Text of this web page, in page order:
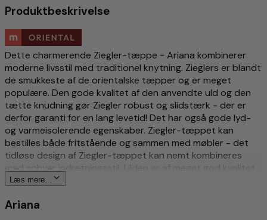
Produktbeskrivelse
Dette charmerende Ziegler-tæppe - Ariana kombinerer
moderne livsstil med traditionel knytning. Zieglers er blandt
de smukkeste af de orientalske tæpper og er meget
populære. Den gode kvalitet af den anvendte uld og den
tætte knudning gør Ziegler robust og slidstærk - der er
derfor garanti for en lang levetid! Det har også gode lyd-
og varmeisolerende egenskaber. Ziegler-tæppet kan
bestilles både fritstående og sammen med møbler - det
tidløse design af Ziegler-tæppet kan nemt kombineres
med enhver indretningsstil. Ulden er af meget god kvalitet
og er farvet med naturlige vegetabilske farvestoffer. Selve
iværksætter fra Schweiz og er stadig moderne i dag.
Læs mere...
Ariana